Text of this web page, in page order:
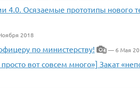
Осязаемые прототипы нового
2018
по министерству! 4 — 6 Мая
вот совсем много»] Закат